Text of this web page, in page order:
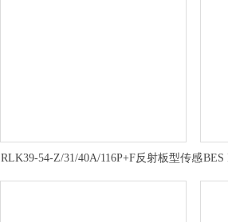
RLK39-54-Z/31/40A/116P+F反射板型传感BES